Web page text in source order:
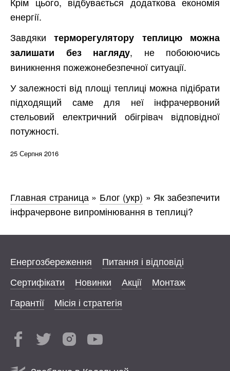
енергії.
Завдякитерморегулятору теплицю можна
залишати без нагляду, не побоюючись
виникнення пожежонебезпечної ситуації.
У залежності від площі теплиці можна підібрати
підходящий саме для неї інфрачервоний
стельовий електричний обігрівач відповідної
потужності.
25 Серпня 2016
Главная страница» Блог (укр) » Як забезпечити
інфрачервоне випромінювання в теплиці?
Енергозбереження
Питання і відповіді
Сертифікати
Новинки Акції
Монтаж
Гарантії
Місія і стратегія